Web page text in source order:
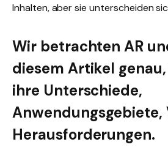
Inhalten, aber sie unterscheiden
Wir betrachten AR
diesem Artikel
ihre Unterschiede,
Anwendungsgebiete,
Herausforderungen.